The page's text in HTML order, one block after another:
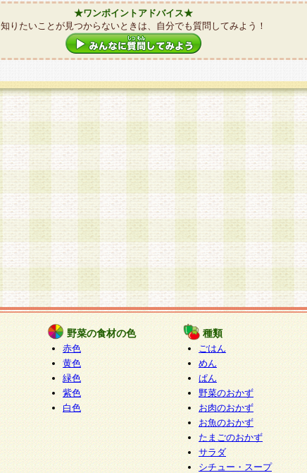
★ワンポイントアドバイス★
知りたいことが見つからないときは、自分でも質問してみよう！
野菜の食材の色
赤色
黄色
緑色
紫色
白色
種類
ごはん
めん
ぱん
野菜のおかず
お肉のおかず
お魚のおかず
たまごのおかず
サラダ
シチュー・スープ